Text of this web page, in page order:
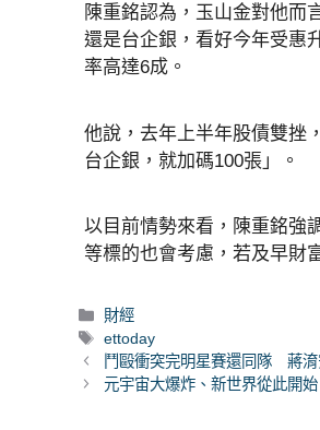
陳重銘認為，玉山金對他而
還是台企銀，看好今年受惠
率高達6成。
他說，去年上半年股債雙挫
台企銀，就加碼100張」。
以目前情勢來看，陳重銘強
等標的也會考慮，若及早財
分
類
財經
標
籤
ettoday
鬥毆衝突完明星賽還同隊 蔣
元宇宙大爆炸、新世界從此開